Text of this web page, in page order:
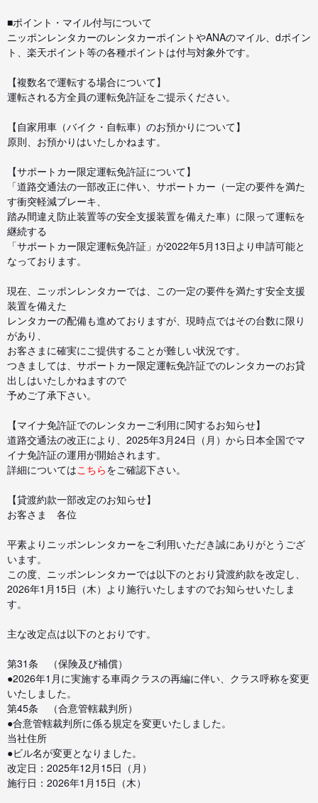
■ポイント・マイル付与について
ニッポンレンタカーのレンタカーポイントやANAのマイル、dポイン
ト、楽天ポイント等の各種ポイントは付与対象外です。
【複数名で運転する場合について】
運転される方全員の運転免許証をご提示ください。
【自家用車（バイク・自転車）のお預かりについて】
原則、お預かりはいたしかねます。
【サポートカー限定運転免許証について】
「道路交通法の一部改正に伴い、サポートカー（一定の要件を満た
す衝突軽減ブレーキ、
踏み間違え防止装置等の安全支援装置を備えた車）に限って運転を
継続する
「サポートカー限定運転免許証」が2022年5月13日より申請可能と
なっております。
現在、ニッポンレンタカーでは、この一定の要件を満たす安全支援
装置を備えた
レンタカーの配備も進めておりますが、現時点ではその台数に限り
があり、
お客さまに確実にご提供することが難しい状況です。
つきましては、サポートカー限定運転免許証でのレンタカーのお貸
出しはいたしかねますので
予めご了承下さい。
【マイナ免許証でのレンタカーご利用に関するお知らせ】
道路交通法の改正により、2025年3月24日（月）から日本全国でマ
イナ免許証の運用が開始されます。
詳細についてはこちらをご確認下さい。
【貸渡約款一部改定のお知らせ】
お客さま 各位
平素よりニッポンレンタカーをご利用いただき誠にありがとうござ
います。
この度、ニッポンレンタカーでは以下のとおり貸渡約款を改定し、
2026年1月15日（木）より施行いたしますのでお知らせいたしま
す。
主な改定点は以下のとおりです。
第31条 （保険及び補償）
●2026年1月に実施する車両クラスの再編に伴い、クラス呼称を変更
いたしました。
第45条 （合意管轄裁判所）
●合意管轄裁判所に係る規定を変更いたしました。
当社住所
●ビル名が変更となりました。
改定日：2025年12月15日（月）
施行日：2026年1月15日（木）